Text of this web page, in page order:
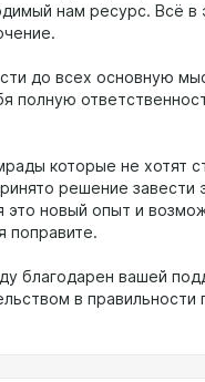
нам ресурс. Всё в
до всех основную
полную
которые не хотят
решение завести
это новый опыт и
поправите.
благодарен вашей
в